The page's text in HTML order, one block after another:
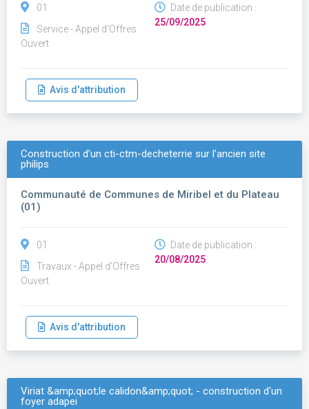
01
Service - Appel d'Offres
Ouvert
Date de publication :
25/09/2025
Avis d'attribution
Construction d’un cti-ctm-decheterrie sur l’ancien site
philips
Communauté de Communes de Miribel et du Plateau
(01)
01
Travaux - Appel d'Offres
Ouvert
Date de publication :
20/08/2025
Avis d'attribution
Viriat &amp;quot;le calidon&amp;quot; - construction d'un
foyer adapei